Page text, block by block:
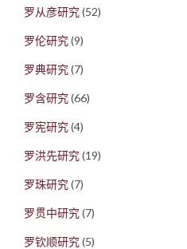
罗从彦研究(52)
罗伦研究(9)
罗典研究(7)
罗含研究(66)
罗宪研究(4)
罗洪先研究(19)
罗珠研究(7)
罗贯中研究(7)
罗钦顺研究(5)